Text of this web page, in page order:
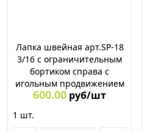
Лапка швейная арт.SP-18
3/16 с ограничительным
бортиком справа с
игольным продвижением
600.00 руб/шт
1 шт.